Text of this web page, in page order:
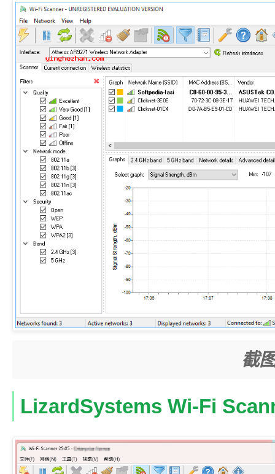
截
LizardSystems Wi-Fi